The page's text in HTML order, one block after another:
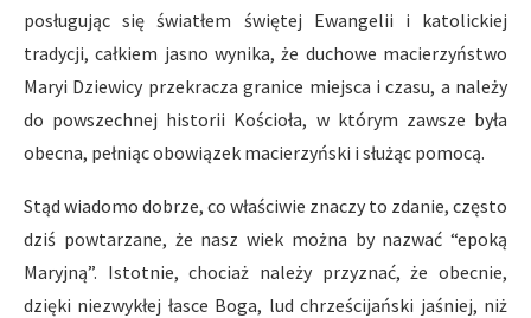
posługując się światłem świętej Ewangelii i katolickiej
tradycji, całkiem jasno wynika, że duchowe macierzyństwo
Maryi Dziewicy przekracza granice miejsca i czasu, a należy
do powszechnej historii Kościoła, w którym zawsze była
obecna, pełniąc obowiązek macierzyński i służąc pomocą.
Stąd wiadomo dobrze, co właściwie znaczy to zdanie, często
dziś powtarzane, że nasz wiek można by nazwać “epoką
Maryjną”. Istotnie, chociaż należy przyznać, że obecnie,
dzięki niezwykłej łasce Boga, lud chrześcijański jaśniej, niż